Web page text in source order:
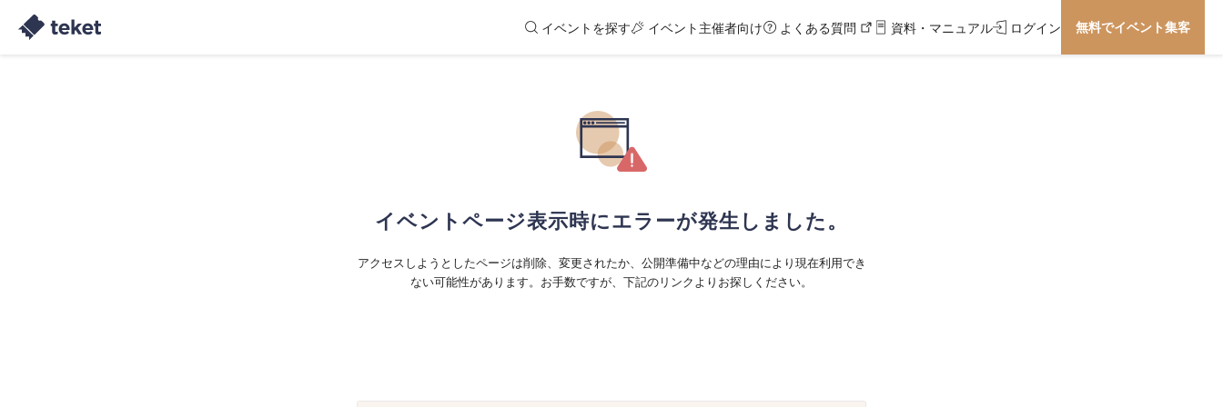
イベントを探す イベント主催者向け よくある質問 資料・マニュアル ログイン 無料でイベント集客
イベントページ表示時にエラーが発生しました。
アクセスしようとしたページは削除、変更されたか、公開準備中などの理由により現在利用でき
ない可能性があります。お手数ですが、下記のリンクよりお探しください。